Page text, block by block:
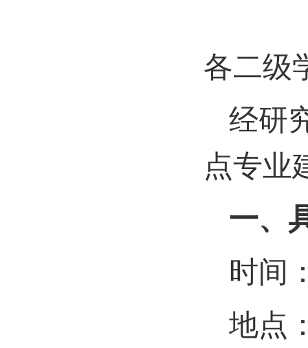
各二级
经研
点专业
一、
时间
地点